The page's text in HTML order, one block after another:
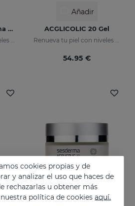
ACGLICOLIC 20 Crema Gel
Renueva tu piel con niveles de eficacia nunca antes alcanzados
Añadir
ACGLICOLIC 20 Gel
Renueva tu piel con niveles de eficacia nunca antes alcanzados
54.95 €
Añadir
cookies propias y de
y analizar el uso que haces de
rechazarlas u obtener más
política de cookiesaquí.